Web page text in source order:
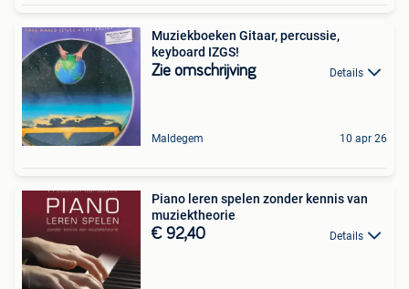
Muziekboeken Gitaar, percussie,
keyboard IZGS!
Zie omschrijving Details
Maldegem 10 apr 26
Piano leren spelen zonder kennis van
muziektheorie
€ 92,40 Details